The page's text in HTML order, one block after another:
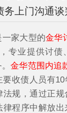
务上门沟通
一家大型的金华
，专业提供讨
。金华范围内追
收债人员有10
规，通过正规
程序中解放